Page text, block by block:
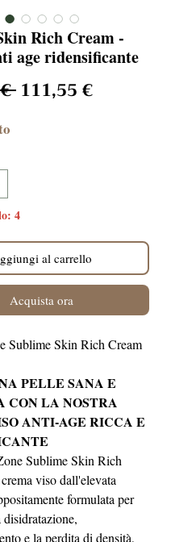
Rich Cream -
age ridensificante
Prezzo regolare
111,55 €Prezzo
4
al carrello
Acquista ora
Sublime Skin Rich Cream
PELLE SANA E
CON LA NOSTRA
ANTI-AGE RICCA E
Sublime Skin Rich
viso dall'elevata
formulata per
disidratazione,
e la perdita di densità,